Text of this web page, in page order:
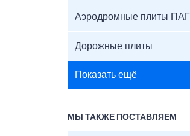
Аэродромные плиты ПАГ
Дорожные плиты
Показать ещё
МЫ ТАКЖЕ ПОСТАВЛЯЕМ